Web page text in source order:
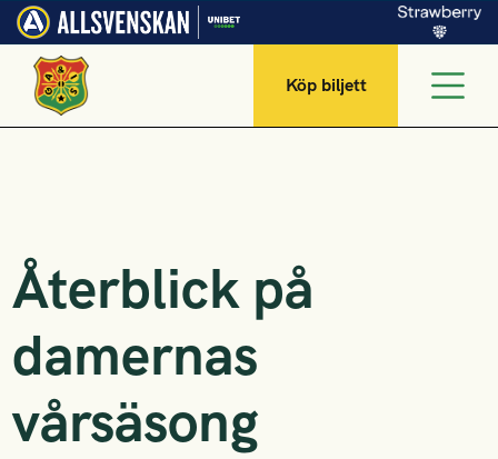
Köp biljett
Återblick på
damernas
vårsäsong